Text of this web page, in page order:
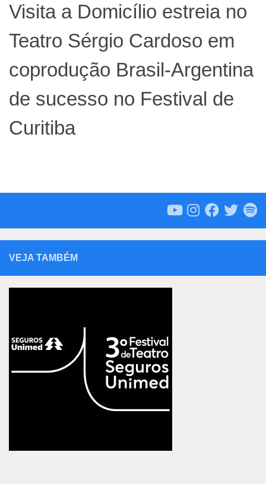
Visita a Domicílio estreia no
Teatro Sérgio Cardoso em
coprodução Brasil-Argentina
de sucesso no Festival de
Curitiba
VEJA TAMBÉM